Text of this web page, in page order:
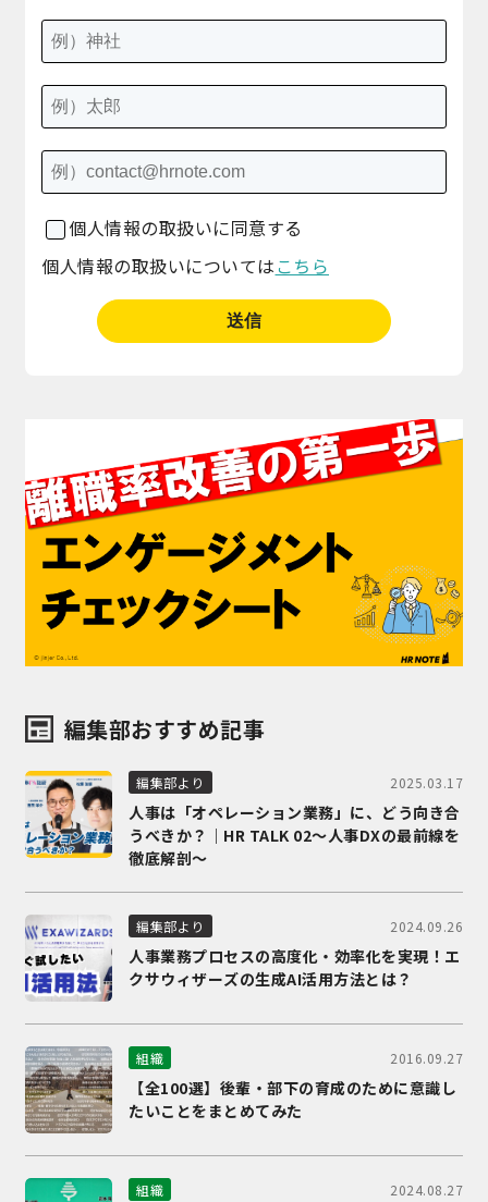
個人情報の取扱いに同意する
個人情報の取扱いについては こちら
編集部おすすめ記事
編集部より 2025.03.17
人事は「オペレーション業務」に、どう向き合
うべきか？｜HR TALK 02～人事DXの最前線を
徹底解剖～
編集部より 2024.09.26
人事業務プロセスの高度化・効率化を実現！エ
クサウィザーズの生成AI活用方法とは？
組織 2016.09.27
【全100選】後輩・部下の育成のために意識し
たいことをまとめてみた
組織 2024.08.27